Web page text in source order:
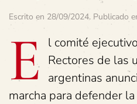
Escrito en 28/09/2024. Publicado
E l comité
Rectores de las
argentinas
marcha para defender